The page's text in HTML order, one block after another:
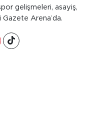
gelişmeleri, asayiş,
Arena’da.